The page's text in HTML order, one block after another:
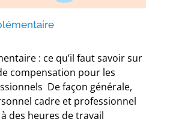
: ce qu’il faut savoir sur
compensation pour les
De façon générale,
cadre et professionnel
des heures de travail